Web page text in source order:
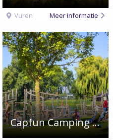
Vuren Meer informatie
Capfun Camping De Rotonde